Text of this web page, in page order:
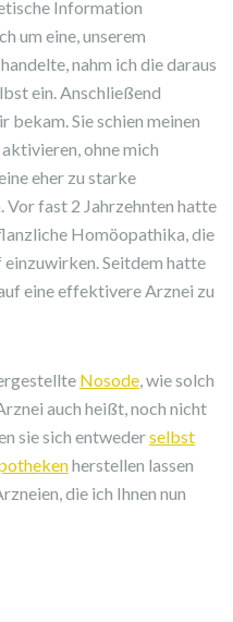
Information
um eine, unserem
nahm ich die daraus
ein. Anschließend
bekam. Sie schien meinen
ohne mich
eher zu starke
Vor fast 2 Jahrzehnten hatte
Homöopathika, die
Seitdem hatte
eine effektivere Arznei zu
Nosode, wie solch
auch heißt, noch nicht
sie sich entwederselbst
herstellen lassen
die ich Ihnen nun